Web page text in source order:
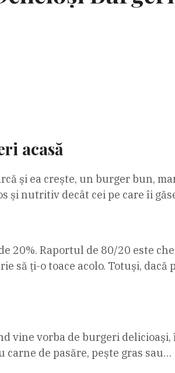
acasă
și ea crește, un burger bun,
și nutritiv decât cei pe care îi
20%. Raportul de 80/20 este
să ți-o toace acolo. Totuși,
vine vorba de burgeri
de pasăre, pește gras sau…